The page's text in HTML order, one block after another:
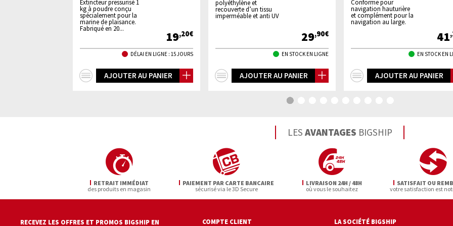
Extincteur pressurisé 1
kg à poudre conçu
spécialement pour la
marine de plaisance.
Fabriqué en 20...
19,20€
DÉLAI EN LIGNE : 15 JOURS
AJOUTER AU PANIER
polyéthylène et
recouverte d’un tissu
imperméable et anti UV
29,90€
EN STOCK EN LIGNE
AJOUTER AU PANIER
Conforme pour
navigation hauturière
et complément pour la
navigation au large.
41
EN STOCK EN
AJOUTER AU PANIER
LES AVANTAGES BIGSHIP
RETRAIT IMMÉDIAT
des produits en magasin
PAIEMENT PAR CARTE BANCAIRE
sécurisé via le 3D Secure
LIVRAISON 24H / 48H
où vous le souhaitez
SATISFAIT OU
votre satisfaction est
RECEVEZ LES OFFRES ET PROMOS BIGSHIP EN
COMPTE CLIENT LA SOCIÉTÉ BIGSHIP